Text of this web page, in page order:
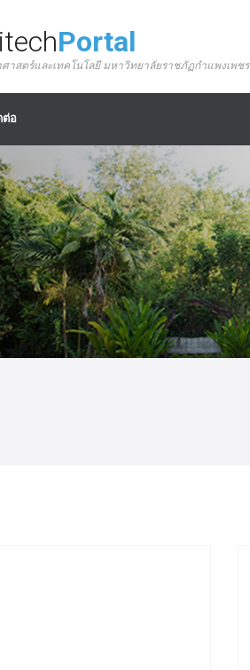
Portal
สตร์และเทคโนโลยี มหาวิทยาลัยราชภัฏกำแพงเพชร
ต่อ